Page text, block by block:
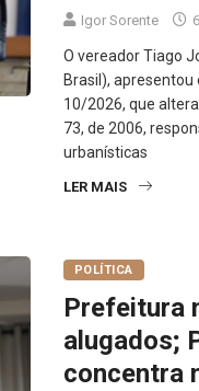
Igor Sorente
O vereador Tiago
Brasil),
10/2026, que
73, de 2006,
urbanísticas
LER MAIS
POLÍTICA
Prefeitura
alugados;
concentra